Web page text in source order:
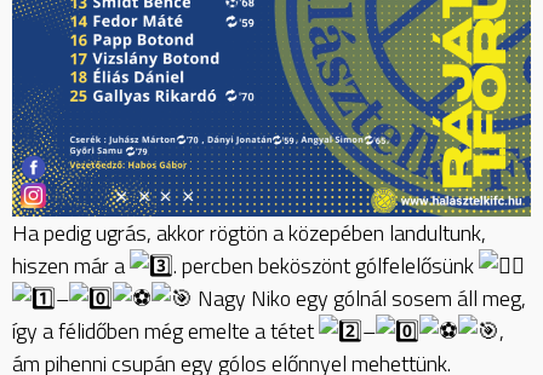
Ha pedig ugrás, akkor rögtön a közepében landultunk,
hiszen már a
. percben beköszönt gólfelelősünk
–
Nagy Niko egy gólnál sosem áll meg,
így a félidőben még emelte a tétet
–
,
ám pihenni csupán egy gólos előnnyel mehettünk.